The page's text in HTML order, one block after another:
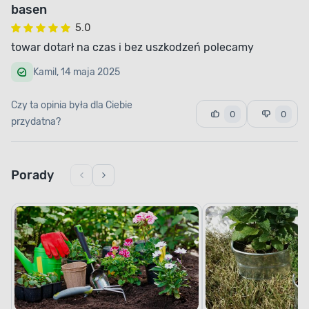
spowodować rdza.
basen
5.0
towar dotarł na czas i bez uszkodzeń polecamy
Kamil, 14 maja 2025
Czy ta opinia była dla Ciebie
przydatna?
0 0
Porady